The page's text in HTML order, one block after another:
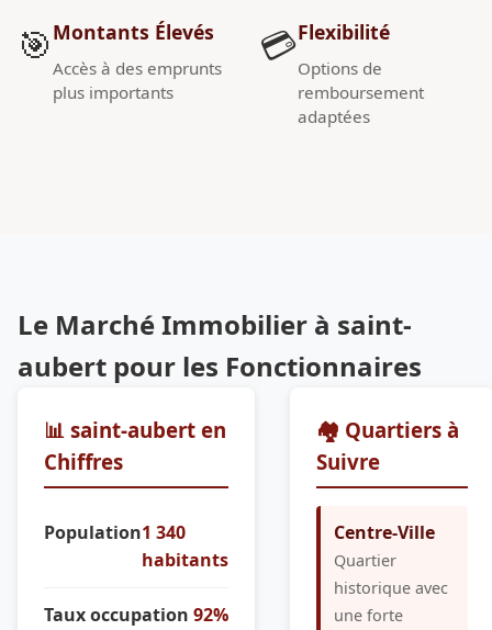
🎯 Montants Élevés
Accès à des emprunts
plus importants
💳Flexibilité
Options de
remboursement
adaptées
Le Marché Immobilier à saint-
aubert pour les Fonctionnaires
📊 saint-aubert en
Chiffres
Population1 340
habitants
Taux occupation 92%
🏘️ Quartiers à
Suivre
Centre-Ville
Quartier
historique avec
une forte